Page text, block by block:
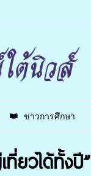
ข่าวการศึกษา
ยวได้ทั้งปี”